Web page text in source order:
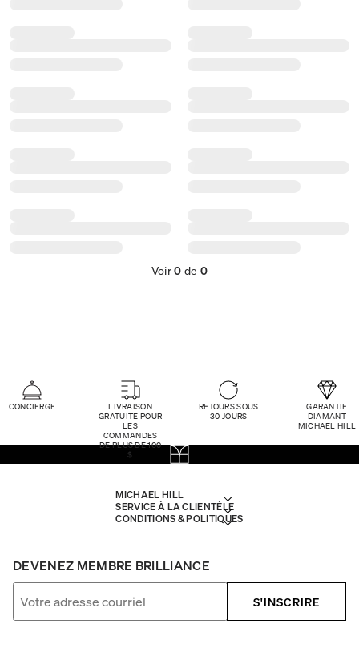
Voir0 de 0
CONCIERGE
LIVRAISON
GRATUITE POUR
LES
COMMANDES
DE PLUS DE 100
$
RETOURS SOUS
30 JOURS
GARANTIE
DIAMANT
MICHAEL HILL
MICHAEL HILL
SERVICE À LA CLIENTÈLE
CONDITIONS & POLITIQUES
DEVENEZ MEMBRE BRILLIANCE
S'INSCRIRE